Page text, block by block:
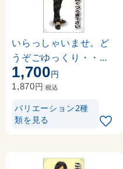
いらっしゃいませ。ど
うぞごゆっくり・・・
前掛短 等身大バナー 素
材:ポンジ(薄手生地) (6
1,700円
1,870円 税込
バリエーション2種
類を見る